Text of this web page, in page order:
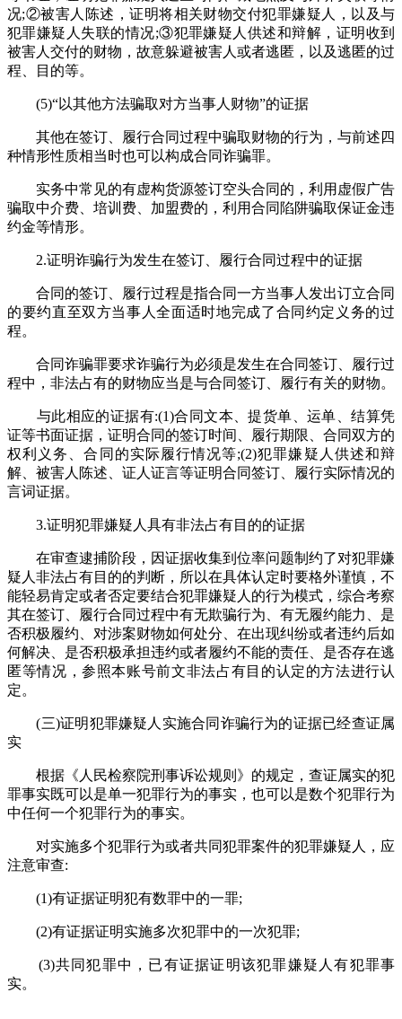
况;②被害人陈述，证明将相关财物交付犯罪嫌疑人，以及与
犯罪嫌疑人失联的情况;③犯罪嫌疑人供述和辩解，证明收到
被害人交付的财物，故意躲避被害人或者逃匿，以及逃匿的过
程、目的等。
(5)“以其他方法骗取对方当事人财物”的证据
其他在签订、履行合同过程中骗取财物的行为，与前述四
种情形性质相当时也可以构成合同诈骗罪。
实务中常见的有虚构货源签订空头合同的，利用虚假广告
骗取中介费、培训费、加盟费的，利用合同陷阱骗取保证金违
约金等情形。
2.证明诈骗行为发生在签订、履行合同过程中的证据
合同的签订、履行过程是指合同一方当事人发出订立合同
的要约直至双方当事人全面适时地完成了合同约定义务的过
程。
合同诈骗罪要求诈骗行为必须是发生在合同签订、履行过
程中，非法占有的财物应当是与合同签订、履行有关的财物。
与此相应的证据有:(1)合同文本、提货单、运单、结算凭
证等书面证据，证明合同的签订时间、履行期限、合同双方的
权利义务、合同的实际履行情况等;(2)犯罪嫌疑人供述和辩
解、被害人陈述、证人证言等证明合同签订、履行实际情况的
言词证据。
3.证明犯罪嫌疑人具有非法占有目的的证据
在审查逮捕阶段，因证据收集到位率问题制约了对犯罪嫌
疑人非法占有目的的判断，所以在具体认定时要格外谨慎，不
能轻易肯定或者否定要结合犯罪嫌疑人的行为模式，综合考察
其在签订、履行合同过程中有无欺骗行为、有无履约能力、是
否积极履约、对涉案财物如何处分、在出现纠纷或者违约后如
何解决、是否积极承担违约或者履约不能的责任、是否存在逃
匿等情况，参照本账号前文非法占有目的认定的方法进行认
定。
(三)证明犯罪嫌疑人实施合同诈骗行为的证据已经查证属
实
根据《人民检察院刑事诉讼规则》的规定，查证属实的犯
罪事实既可以是单一犯罪行为的事实，也可以是数个犯罪行为
中任何一个犯罪行为的事实。
对实施多个犯罪行为或者共同犯罪案件的犯罪嫌疑人，应
注意审查:
(1)有证据证明犯有数罪中的一罪;
(2)有证据证明实施多次犯罪中的一次犯罪;
(3)共同犯罪中，已有证据证明该犯罪嫌疑人有犯罪事
实。